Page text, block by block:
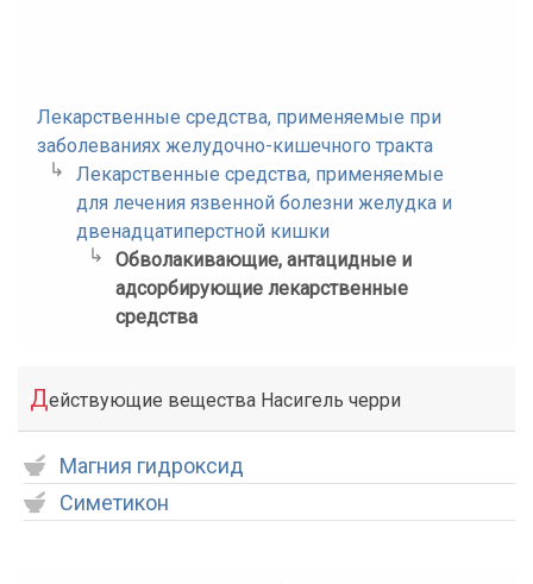
Лекарственные средства, применяемые при
заболеваниях желудочно-кишечного тракта
Лекарственные средства, применяемые
для лечения язвенной болезни желудка и
двенадцатиперстной кишки
Обволакивающие, антацидные и
адсорбирующие лекарственные
средства
Действующие вещества Насигель черри
Магния гидроксид
Симетикон